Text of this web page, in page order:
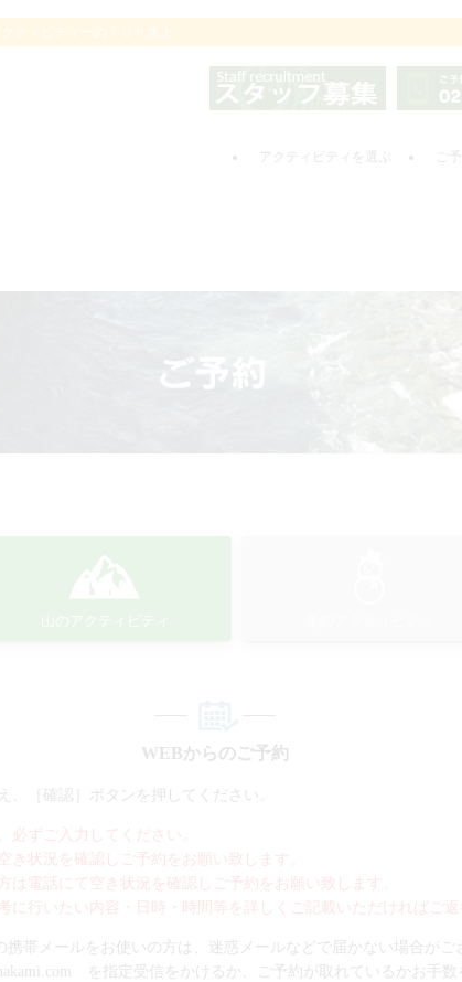
ティビティーのＴＯＰ水上
アクティビティを選ぶ
WEBからのご予約
、［確認］ボタンを押してください。
必ずご入力してください。
き状況を確認しご予約をお願い致します。
は電話にて空き状況を確認しご予約をお願い致します。
に行いたい内容・日時・時間等を詳しくご記載いただければご
携帯メールをお使いの方は、迷惑メールなどで届かない場合がご
を指定受信をかけるか、ご予約が取れているかお手